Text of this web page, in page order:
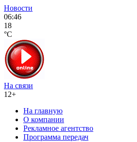
Новости
06:46
18
°C
На связи
12+
На главную
О компании
Рекламное агентство
Программа передач